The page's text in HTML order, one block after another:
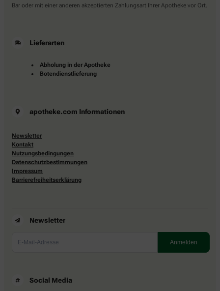
Bar oder mit einer anderen akzeptierten Zahlungsart Ihrer Apotheke vor Ort.
Lieferarten
Abholung in der Apotheke
Botendienstlieferung
apotheke.com Informationen
Newsletter
Kontakt
Nutzungsbedingungen
Datenschutzbestimmungen
Impressum
Barrierefreiheitserklärung
Newsletter
Social Media